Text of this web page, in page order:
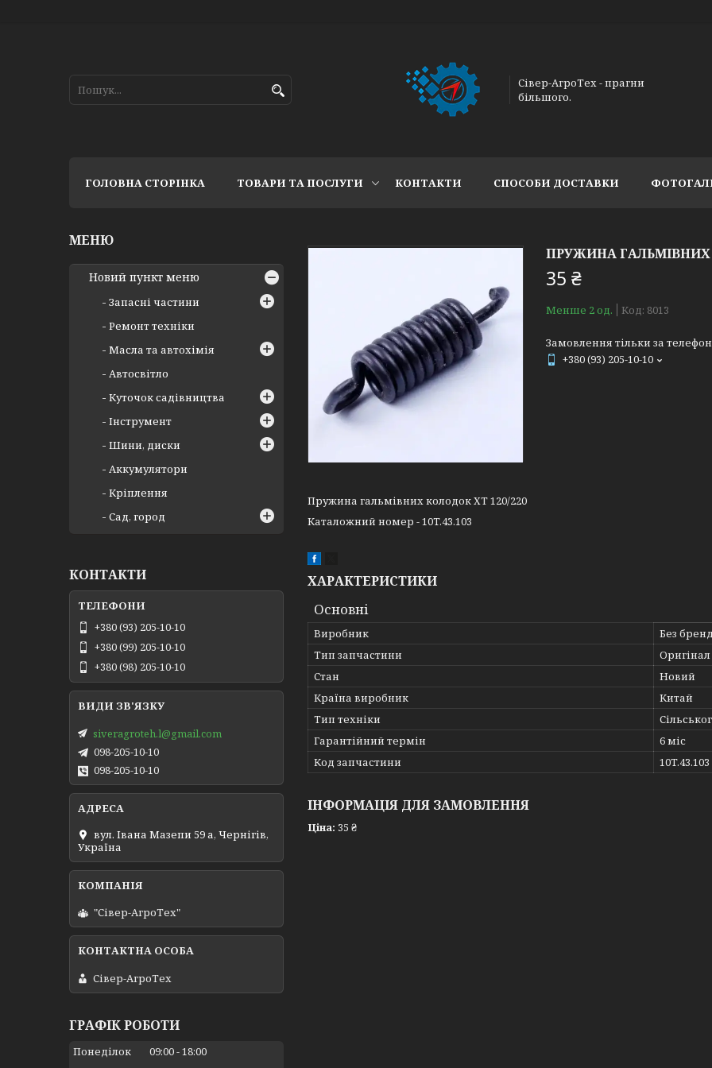
Сівер-АгроТех - прагни
більшого.
ГОЛОВНА СТОРІНКА ТОВАРИ ТА ПОСЛУГИ КОНТАКТИ СПОСОБИ ДОСТАВКИ
ПРУЖИНА ГАЛЬМІВНИХ
35 ₴
Менше 2 од. Код: 8013
Замовлення тільки за
+380 (93) 205-10-10
Пружина гальмівних колодок ХТ 120/220
Каталожний номер - 10T.43.103
ХАРАКТЕРИСТИКИ
Основні
Виробник
Без
Тип запчастини
Оригінал
Стан
Новий
Країна виробник
Китай
Тип техніки
Гарантійний термін
6 міс
Код запчастини
10T.43.103
ІНФОРМАЦІЯ ДЛЯ ЗАМОВЛЕННЯ
Ціна: 35 ₴
Новий пункт меню
Запасні частини
Ремонт техніки
Масла та автохімія
Автосвітло
Куточок садівництва
Інструмент
Шини, диски
Аккумулятори
Кріплення
Сад, город
КОНТАКТИ
+380 (93) 205-10-10
+380 (99) 205-10-10
+380 (98) 205-10-10
siveragroteh.l@gmail.com
098-205-10-10
098-205-10-10
вул. Івана Мазепи 59 а, Чернігів,
Україна
"Сівер-АгроТех"
Сівер-АгроТех
ГРАФІК РОБОТИ
Понеділок 09:00 18:00